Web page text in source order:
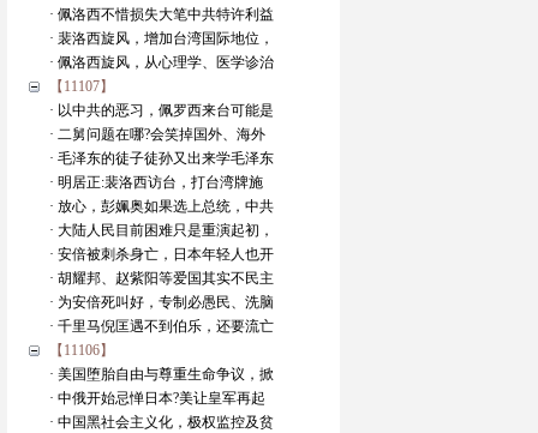
· 佩洛西不惜损失大笔中共特许利益
· 裴洛西旋风，增加台湾国际地位，
· 佩洛西旋风，从心理学、医学诊治
【11107】
· 以中共的恶习，佩罗西来台可能是
· 二舅问题在哪?会笑掉国外、海外
· 毛泽东的徒子徒孙又出来学毛泽东
· 明居正:裴洛西访台，打台湾牌施
· 放心，彭姵奥如果选上总统，中共
· 大陆人民目前困难只是重演起初，
· 安倍被刺杀身亡，日本年轻人也开
· 胡耀邦、赵紫阳等爱国其实不民主
· 为安倍死叫好，专制必愚民、洗脑
· 千里马倪匡遇不到伯乐，还要流亡
【11106】
· 美国堕胎自由与尊重生命争议，掀
· 中俄开始忌惮日本?美让皇军再起
· 中国黑社会主义化，极权监控及贫